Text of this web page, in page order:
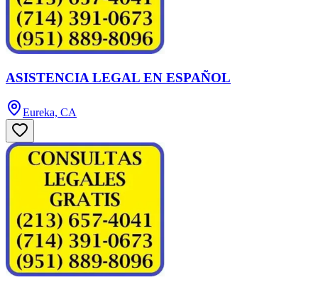
ASISTENCIA LEGAL EN ESPAÑOL
Eureka, CA